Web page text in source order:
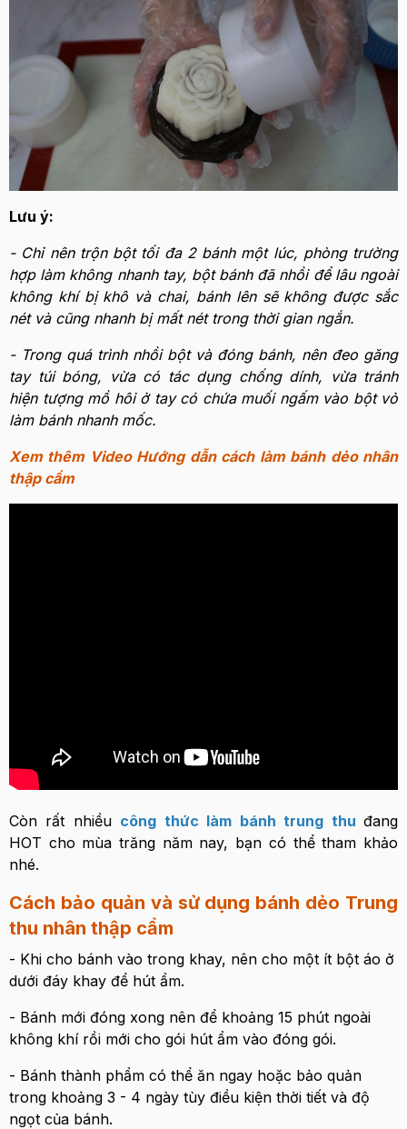
Lưu ý:
- Chỉ nên trộn bột tối đa 2 bánh một lúc, phòng trường
hợp làm không nhanh tay, bột bánh đã nhồi để lâu ngoài
không khí bị khô và chai, bánh lên sẽ không được sắc
nét và cũng nhanh bị mất nét trong thời gian ngắn.
- Trong quá trình nhồi bột và đóng bánh, nên đeo găng
tay túi bóng, vừa có tác dụng chống dính, vừa tránh
hiện tượng mồ hôi ở tay có chứa muối ngấm vào bột vỏ
làm bánh nhanh mốc.
Xem thêm Video Hướng dẫn cách làm bánh dẻo nhân
thập cẩm
Còn rất nhiều công thức làm bánh trung thuđang
HOT cho mùa trăng năm nay, bạn có thể tham khảo
nhé.
Cách bảo quản và sử dụng bánh dẻo Trung
thu nhân thập cẩm
- Khi cho bánh vào trong khay, nên cho một ít bột áo ở
dưới đáy khay để hút ẩm.
- Bánh mới đóng xong nên để khoảng 15 phút ngoài
không khí rồi mới cho gói hút ẩm vào đóng gói.
- Bánh thành phẩm có thể ăn ngay hoặc bảo quản
trong khoảng 3 - 4 ngày tùy điều kiện thời tiết và độ
ngọt của bánh.